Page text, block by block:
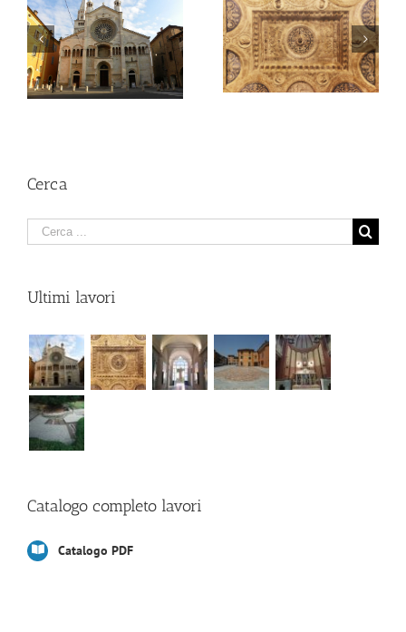
Storica
dell’ex
Ospedale
Sant’Agostino
Cerca
Cerca
Ultimi lavori
Catalogo completo lavori
Catalogo PDF